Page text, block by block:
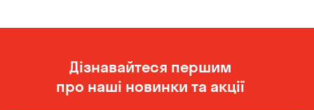
Дізнавайтеся першим
про наші новинки та акції